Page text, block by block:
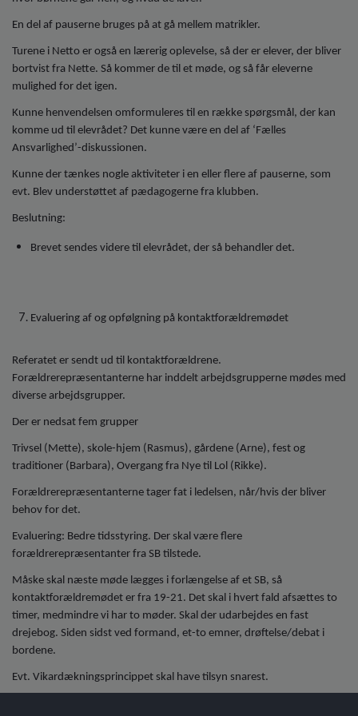
En del af pauserne bruges på at gå mellem matrikler.
Turene i Netto er også en lærerig oplevelse, så der er elever, der bliver
bortvist fra Nette. Så kommer de til et møde, og så får eleverne
mulighed for det igen.
Kunne henvendelsen omformuleres til en række spørgsmål, der kan
komme ud til elevrådet? Det kunne være en del af ‘Fælles
Ansvarlighed’-diskussionen.
Kunne der tænkes nogle aktiviteter i en eller flere af pauserne, som
evt. Blev understøttet af pædagogerne fra klubben.
Beslutning:
Brevet sendes videre til elevrådet, der så behandler det.
Evaluering af og opfølgning på kontaktforældremødet
Referatet er sendt ud til kontaktforældrene.
Forældrerepræsentanterne har inddelt arbejdsgrupperne mødes med
diverse arbejdsgrupper.
Der er nedsat fem grupper
Trivsel (Mette), skole-hjem (Rasmus), gårdene (Arne), fest og
traditioner (Barbara), Overgang fra Nye til Lol (Rikke).
Forældrerepræsentanterne tager fat i ledelsen, når/hvis der bliver
behov for det.
Evaluering: Bedre tidsstyring. Der skal være flere
forældrerepræsentanter fra SB tilstede.
Måske skal næste møde lægges i forlængelse af et SB, så
kontaktforældremødet er fra 19-21. Det skal i hvert fald afsættes to
timer, medmindre vi har to møder. Skal der udarbejdes en fast
drejebog. Siden sidst ved formand, et-to emner, drøftelse/debat i
bordene.
Evt. Vikardækningsprincippet skal have tilsyn snarest.